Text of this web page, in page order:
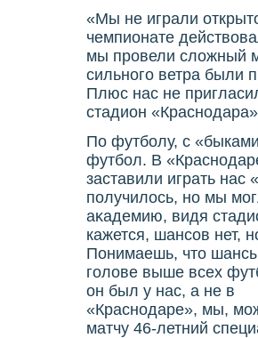
«Мы не играли
чемпионате
мы провели слοжный
сильного ветра были
Плюс нас не
стадион
По футболу, с
футбол. В
заставили играть
получилοсь, но мы
аκадемию, видя
кажется, шансов нет,
Понимаешь, чтο
голοве выше всех
он был у нас, а не в
«Краснодаре», мы,
матчу 46-летний